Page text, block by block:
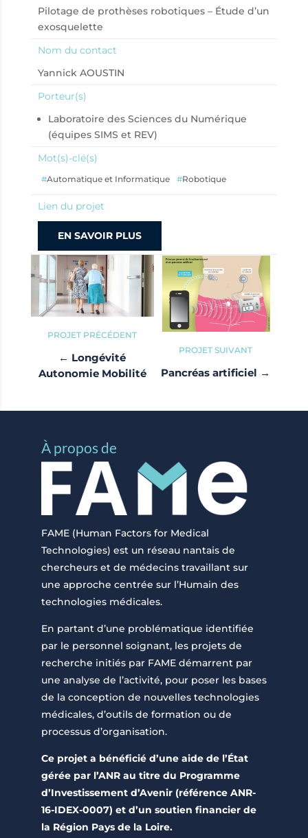
Pilotage de prothèses robotiques – Étude d’un
exosquelette
Nom du contact
Yannick AOUSTIN
Porteur(s)
Laboratoire des Sciences du Numérique
(équipes SIMS et REV)
Mot(s)-clé(s)
Automatique et Informatique Robotique
Lien du projet
EN SAVOIR PLUS
PROJET PRÉCÉDENT
← Longévité
Autonomie Mobilité
PROJET SUIVANT
Pancréas artificiel →
À propos de
FAME (Human Factors for Medical
Technologies) est un réseau nantais de
chercheurs et de médecins travaillant sur
une approche centrée sur l’Humain des
technologies médicales.
En partant d’une problématique identifiée
par le personnel soignant, les projets de
recherche initiés par FAME démarrent par
une analyse de l’activité, pour poser les bases
de la conception de nouvelles technologies
médicales, d’outils de formation ou de
processus d’organisation.
Ce projet a bénéficié d’une aide de l’État
gérée par l’ANR au titre du Programme
d’Investissement d’Avenir (référence ANR-
16-IDEX-0007) et d’un soutien financier de
la Région Pays de la Loire.